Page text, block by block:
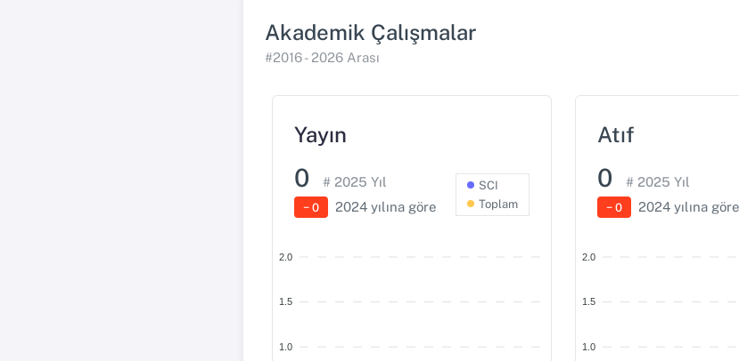
Akademik Çalışmalar
#2016 - 2026 Arası
Yayın
0 # 2025 Yıl
− 0 2024 yılına göre
SCI
Toplam
2.0
1.5
1.0
Atıf
0 # 2025 Yıl
− 0 2024 yılına göre
2.0
1.5
1.0